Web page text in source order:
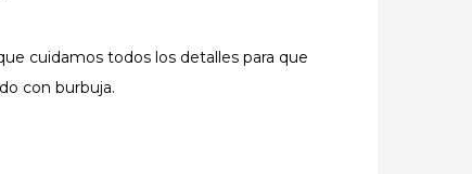
cuidamos todos los detalles para que
con burbuja.